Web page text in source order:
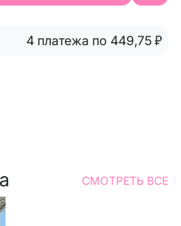
4 платежа по 449,75 ₽
СМОТРЕТЬ ВСЕ